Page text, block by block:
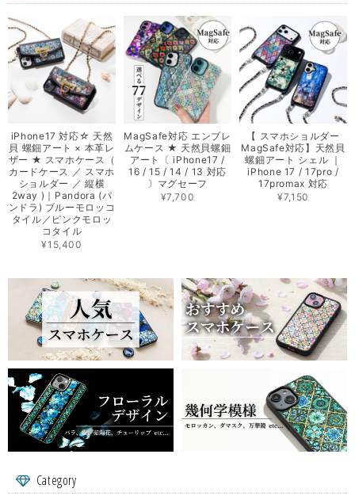
iPhone17 対応☆ 天然
貝 螺鈿アート × 本革レ
ザー ★ スマホケース（
カードケース ／ スマホ
ショルダー ／ 縦横
2way )｜Pandora (パ
ンドラ) ブルーモロッコ
タイル／ピンクモロッ
コタイル
¥15,400
MagSafe対応 エンブレ
ムケース ★ 天然貝螺鈿
アート〔 iPhone17 /
16 / 15 / 14 / 13 対応
〕マグセーフ
¥7,700
【 スマホショルダー
MagSafe対応】天然貝
螺鈿アート シェル ｜
iPhone 17 / 17pro /
17promax 対応
¥7,150
Category